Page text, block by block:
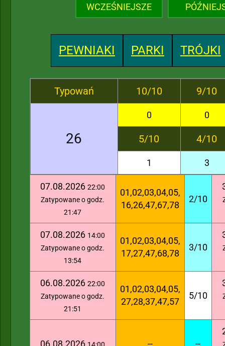
WCZEŚNIEJSZE
PEWNIAKI PARKI TRÓJKI
Typowań 10/10 9/10
26
0 0
5/10 4/10
1 3
07.08.2026 22:00
Zatypowane o godz.
21:47
01,02,03,04,05,
16,26,47,67,78
2/10
07.08.2026 14:00
Zatypowane o godz.
13:54
01,02,03,04,05,
17,27,47,68,78
3/10
06.08.2026 22:00
Zatypowane o godz.
21:51
01,02,03,04,05,
27,28,37,47,57
5/10
06.08.2026 -- --